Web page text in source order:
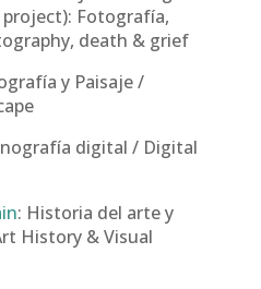
Fotografía,
death & grief
y Paisaje /
digital / Digital
: Historia del arte y
History & Visual